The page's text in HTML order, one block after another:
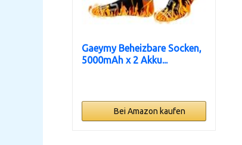
Gaeymy Beheizbare Socken,
5000mAh x 2 Akku...
Bei Amazon kaufen